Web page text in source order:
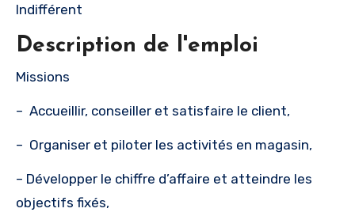
Indifférent
Description de l'emploi
Missions
– Accueillir, conseiller et satisfaire le client,
– Organiser et piloter les activités en magasin,
– Développer le chiffre d’affaire et atteindre les
objectifs fixés,